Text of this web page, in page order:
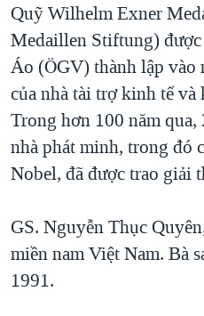
Quỹ Wilhelm Exner
Medaillen Stiftung)
Áo (ÖGV) thành lập vào
của nhà tài trợ kinh tế
Trong hơn 100 năm
nhà phát minh, trong đó
Nobel, đã được trao giải
GS. Nguyễn Thục
miền nam Việt Nam. Bà
1991.